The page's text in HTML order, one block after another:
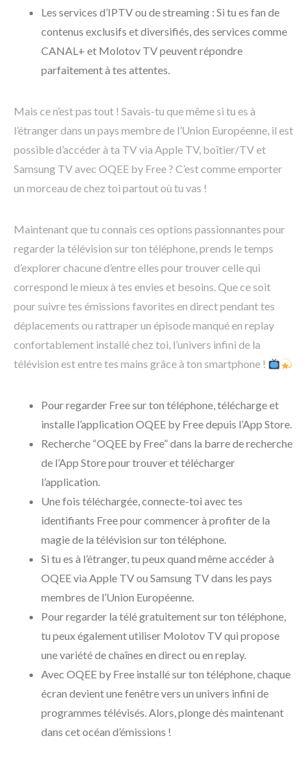
Les services d’IPTV ou de streaming : Si tu es fan de
contenus exclusifs et diversifiés, des services comme
CANAL+ et Molotov TV peuvent répondre
parfaitement à tes attentes.
Mais ce n’est pas tout ! Savais-tu que même si tu es à
l’étranger dans un pays membre de l’Union Européenne, il est
possible d’accéder à ta TV via Apple TV, boîtier/TV et
Samsung TV avec OQEE by Free ? C’est comme emporter
un morceau de chez toi partout où tu vas !
Maintenant que tu connais ces options passionnantes pour
regarder la télévision sur ton téléphone, prends le temps
d’explorer chacune d’entre elles pour trouver celle qui
correspond le mieux à tes envies et besoins. Que ce soit
pour suivre tes émissions favorites en direct pendant tes
déplacements ou rattraper un épisode manqué en replay
confortablement installé chez toi, l’univers infini de la
télévision est entre tes mains grâce à ton smartphone !
Pour regarder Free sur ton téléphone, télécharge et
installe l’application OQEE by Free depuis l’App Store.
Recherche “OQEE by Free” dans la barre de recherche
de l’App Store pour trouver et télécharger
l’application.
Une fois téléchargée, connecte-toi avec tes
identifiants Free pour commencer à profiter de la
magie de la télévision sur ton téléphone.
Si tu es à l’étranger, tu peux quand même accéder à
OQEE via Apple TV ou Samsung TV dans les pays
membres de l’Union Européenne.
Pour regarder la télé gratuitement sur ton téléphone,
tu peux également utiliser Molotov TV qui propose
une variété de chaînes en direct ou en replay.
Avec OQEE by Free installé sur ton téléphone, chaque
écran devient une fenêtre vers un univers infini de
programmes télévisés. Alors, plonge dès maintenant
dans cet océan d’émissions !